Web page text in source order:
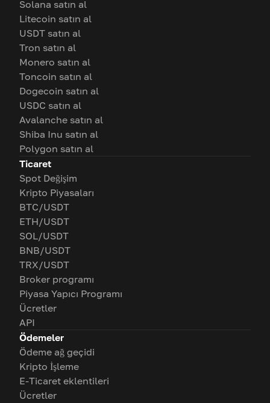
Solana satın al
Litecoin satın al
USDT satın al
Tron satın al
Monero satın al
Toncoin satın al
Dogecoin satın al
USDC satın al
Avalanche satın al
Shiba Inu satın al
Polygon satın al
Ticaret
Spot Değişim
Kripto Piyasaları
BTC/USDT
ETH/USDT
SOL/USDT
BNB/USDT
TRX/USDT
Broker programı
Piyasa Yapıcı Programı
Ücretler
API
Ödemeler
Ödeme ağ geçidi
Kripto İşleme
E-Ticaret eklentileri
Ücretler